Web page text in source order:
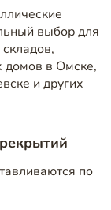
выбор для
домов в Омске,
и других
по